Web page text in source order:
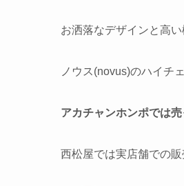
お洒落なデザインと高
ノウス(novus)のハイチ
アカチャンホンポでは
西松屋では実店舗での販